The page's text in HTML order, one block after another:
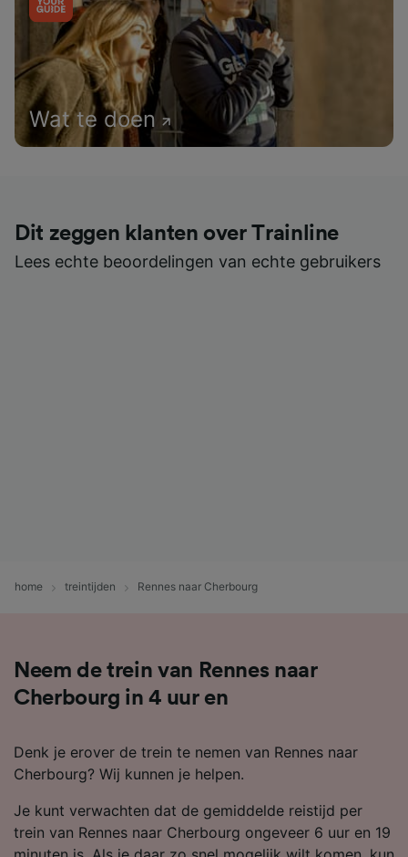
Wat te doen
Dit zeggen klanten over Trainline
Lees echte beoordelingen van echte gebruikers
home treintijden Rennes naar Cherbourg
Neem de trein van Rennes naar
Cherbourg in 4 uur en
Denk je erover de trein te nemen van Rennes naar
Cherbourg? Wij kunnen je helpen.
Je kunt verwachten dat de gemiddelde reistijd per
trein van Rennes naar Cherbourg ongeveer 6 uur en 19